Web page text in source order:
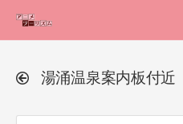
湯涌温泉案内板付近